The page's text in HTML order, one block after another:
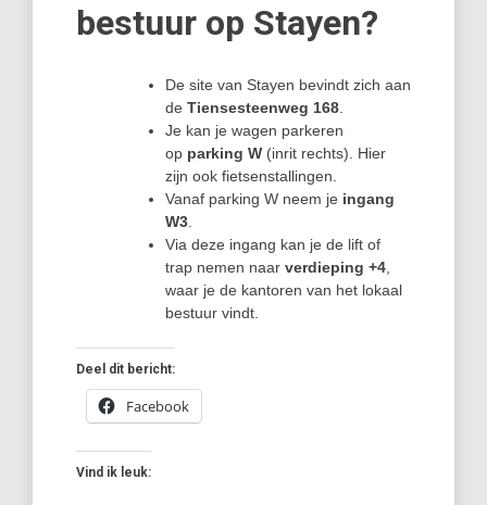
bestuur op Stayen?
De site van Stayen bevindt zich aan
de Tiensesteenweg 168
Je kan je wagen parkeren
op parking W (inrit rechts). Hier
zijn ook fietsenstallingen.
Vanaf parking W neem je ingang
W3
Via deze ingang kan je de lift of
trap nemen naar verdieping +4
waar je de kantoren van het lokaal
bestuur vindt.
Deel dit bericht:
Facebook
Vind ik leuk: